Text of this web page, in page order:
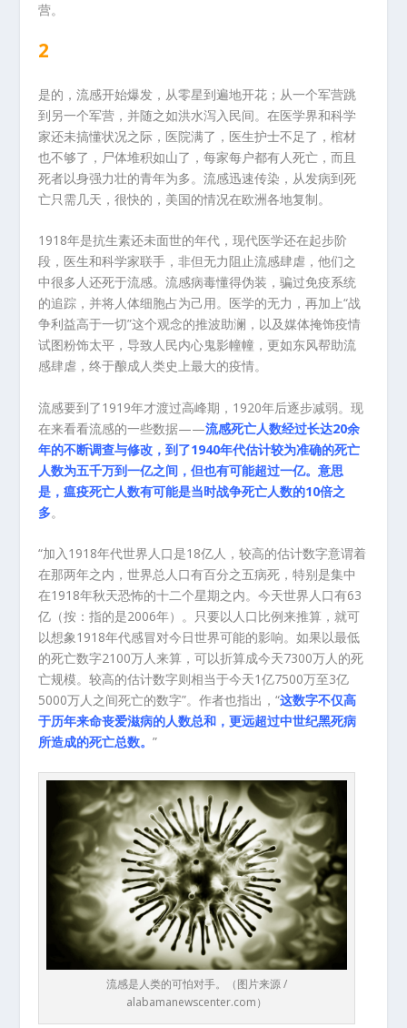
营。
2
是的，流感开始爆发，从零星到遍地开花；从一个军营跳
到另一个军营，并随之如洪水泻入民间。在医学界和科学
家还未搞懂状况之际，医院满了，医生护士不足了，棺材
也不够了，尸体堆积如山了，每家每户都有人死亡，而且
死者以身强力壮的青年为多。流感迅速传染，从发病到死
亡只需几天，很快的，美国的情况在欧洲各地复制。
1918年是抗生素还未面世的年代，现代医学还在起步阶
段，医生和科学家联手，非但无力阻止流感肆虐，他们之
中很多人还死于流感。流感病毒懂得伪装，骗过免疫系统
的追踪，并将人体细胞占为己用。医学的无力，再加上“战
争利益高于一切”这个观念的推波助澜，以及媒体掩饰疫情
试图粉饰太平，导致人民内心鬼影幢幢，更如东风帮助流
感肆虐，终于酿成人类史上最大的疫情。
流感要到了1919年才渡过高峰期，1920年后逐步减弱。现
在来看看流感的一些数据——流感死亡人数经过长达20余
年的不断调查与修改，到了1940年代估计较为准确的死亡
人数为五千万到一亿之间，但也有可能超过一亿。意思
是，瘟疫死亡人数有可能是当时战争死亡人数的10倍之
多。
“加入1918年代世界人口是18亿人，较高的估计数字意谓着
在那两年之内，世界总人口有百分之五病死，特别是集中
在1918年秋天恐怖的十二个星期之内。今天世界人口有63
亿（按：指的是2006年）。只要以人口比例来推算，就可
以想象1918年代感冒对今日世界可能的影响。如果以最低
的死亡数字2100万人来算，可以折算成今天7300万人的死
亡规模。较高的估计数字则相当于今天1亿7500万至3亿
5000万人之间死亡的数字”。作者也指出，“这数字不仅高
于历年来命丧爱滋病的人数总和，更远超过中世纪黑死病
所造成的死亡总数。”
流感是人类的可怕对手。（图片来源 /
alabamanewscenter.com）